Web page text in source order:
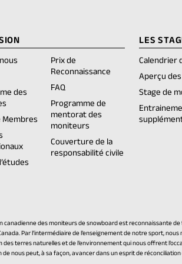
des
Membres
Prix de
Reconnaissance
FAQ
Programme de
mentorat des
moniteurs
Couverture de la
responsabilité civile
LES
Calendrier
Aperçu
Stage de
canadienne des moniteurs de snowboard est reconnaissante
Par l’intermédiaire de l’enseignement de notre sport,
des terres naturelles et de l’environnement qui nous offrent
de nous peut, à sa façon, avancer dans un esprit de